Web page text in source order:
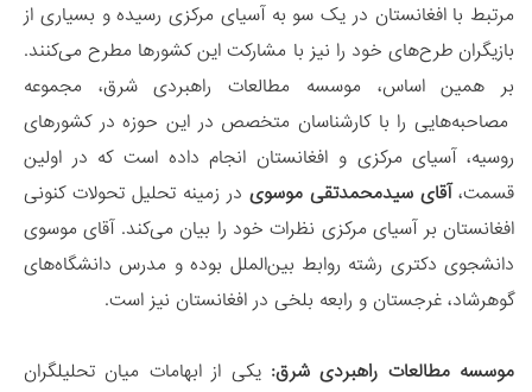
مرتبط با افغانستان در یک سو به آسیای مرکزی رسیده و بسیاری از
بازیگران طرح‌های خود را نیز با مشارکت این کشورها مطرح می‌کنند.
بر همین اساس، موسسه مطالعات راهبردی شرق، مجموعه
مصاحبه‌‌هایی را با کارشناسان متخصص در این حوزه در کشورهای
روسیه، آسیای مرکزی و افغانستان انجام داده است که در اولین
قسمت،آقای سیدمحمدتقی موسوی در زمینه تحلیل تحولات کنونی
افغانستان بر آسیای مرکزی نظرات خود را بیان می‌کند. آقای موسوی
دانشجوی دکتری رشته روابط بین‌الملل بوده و مدرس دانشگاه‌های
گوهرشاد، غرجستان و رابعه بلخی در افغانستان نیز است.
موسسه مطالعات راهبردی شرق: یکی از ابهامات میان تحلیلگران